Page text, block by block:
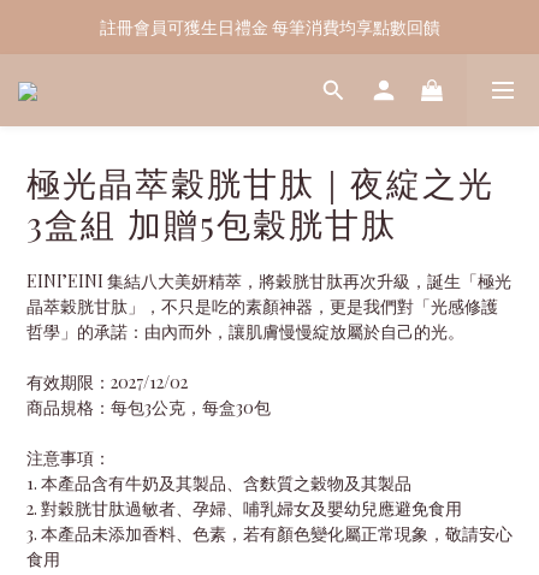
點擊領取LINE好友專屬50元優惠
註冊會員可獲生日禮金 每筆消費均享點數回饋
點擊領取LINE好友專屬50元優惠
極光晶萃穀胱甘肽｜夜綻之光
3盒組 加贈5包穀胱甘肽
EINI’EINI 集結八大美妍精萃，將穀胱甘肽再次升級，誕生「極光
晶萃穀胱甘肽」，不只是吃的素顏神器，更是我們對「光感修護
哲學」的承諾：由內而外，讓肌膚慢慢綻放屬於自己的光。
有效期限：2027/12/02
商品規格：每包3公克，每盒30包
注意事項：
1. 本產品含有牛奶及其製品、含麩質之穀物及其製品
2. 對穀胱甘肽過敏者、孕婦、哺乳婦女及嬰幼兒應避免食用
3. 本產品未添加香料、色素，若有顏色變化屬正常現象，敬請安心
食用